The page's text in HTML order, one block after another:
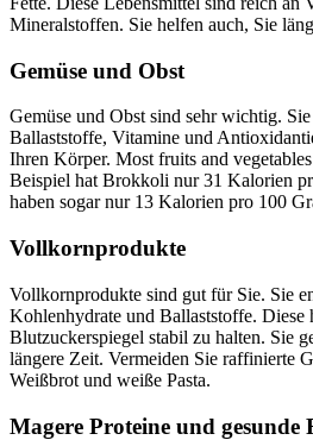
Mineralstoffen. Sie helfen auch, Sie
Gemüse und Obst
Gemüse und Obst sind sehr wichtig.
Ballaststoffe, Vitamine und
Ihren Körper. Most fruits and
Beispiel hat Brokkoli nur 31 Kalorien
haben sogar nur 13 Kalorien pro 100
Vollkornprodukte
Vollkornprodukte sind gut für Sie. Sie
Kohlenhydrate und Ballaststoffe. Diese
Blutzuckerspiegel stabil zu halten. Sie
längere Zeit. Vermeiden Sie raffinierte
Weißbrot und weiße Pasta.
Magere Proteine und gesunde